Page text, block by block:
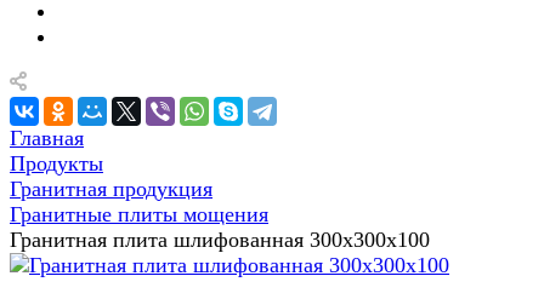
Главная
Продукты
Гранитная продукция
Гранитные плиты мощения
Гранитная плита шлифованная 300х300х100